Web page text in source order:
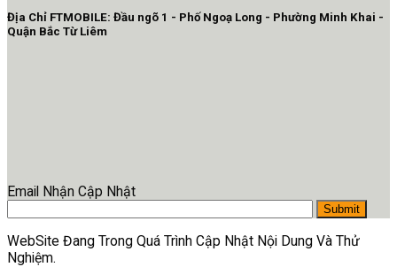
Địa Chỉ FTMOBILE: Đầu ngõ 1 - Phố Ngoạ Long - Phường Minh Khai -
Quận Bắc Từ Liêm
Email Nhận Cập Nhật
WebSite Đang Trong Quá Trình Cập Nhật Nội Dung Và Thử
Nghiệm.